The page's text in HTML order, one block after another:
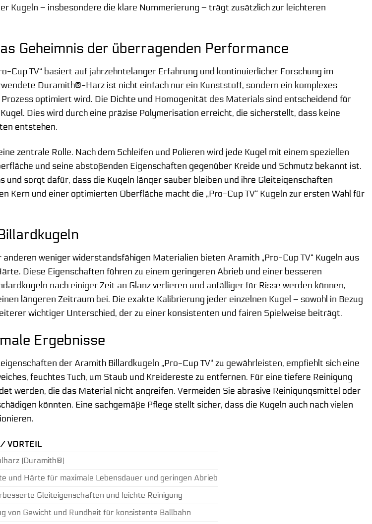
Kugeln – insbesondere die klare Nummerierung – trägt zusätzlich zur leichteren
Geheimnis der überragenden Performance
Cup TV“ basiert auf jahrzehntelanger Erfahrung und kontinuierlicher Forschung im
Duramith®-Harz ist nicht einfach nur ein Kunststoff, sondern ein komplexes
optimiert wird. Die Dichte und Homogenität des Materials sind entscheidend für
Dies wird durch eine präzise Polymerisation erreicht, die sicherstellt, dass keine
entstehen.
zentrale Rolle. Nach dem Schleifen und Polieren wird jede Kugel mit einem speziellen
und seine abstoßenden Eigenschaften gegenüber Kreide und Schmutz bekannt ist.
und sorgt dafür, dass die Kugeln länger sauber bleiben und ihre Gleiteigenschaften
Kern und einer optimierten Oberfläche macht die „Pro-Cup TV“ Kugeln zur ersten Wahl für
weniger widerstandsfähigen Materialien bieten Aramith „Pro-Cup TV“ Kugeln aus
Diese Eigenschaften führen zu einem geringeren Abrieb und einer besseren
nach einiger Zeit an Glanz verlieren und anfälliger für Risse werden können,
längeren Zeitraum bei. Die exakte Kalibrierung jeder einzelnen Kugel – sowohl in Bezug
wichtiger Unterschied, der zu einer konsistenten und fairen Spielweise beiträgt.
Ergebnisse
der Aramith Billardkugeln „Pro-Cup TV“ zu gewährleisten, empfiehlt sich eine
feuchtes Tuch, um Staub und Kreidereste zu entfernen. Für eine tiefere Reinigung
werden, die das Material nicht angreifen. Vermeiden Sie abrasive Reinigungsmittel oder
könnten. Eine sachgemäße Pflege stellt sicher, dass die Kugeln auch nach vielen
VORTEIL
(Duramith®)
und Härte für maximale Lebensdauer und geringen Abrieb
Gleiteigenschaften und leichte Reinigung
von Gewicht und Rundheit für konsistente Ballbahn